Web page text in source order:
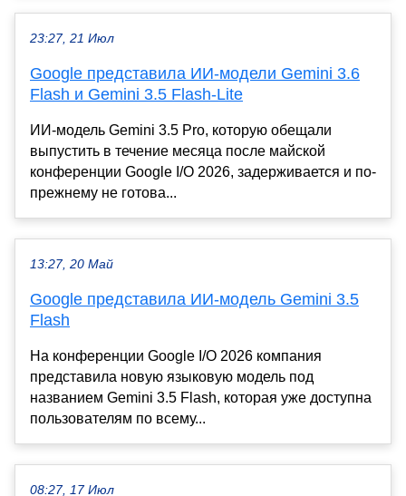
23:27, 21 Июл
Google представила ИИ-модели Gemini 3.6
Flash и Gemini 3.5 Flash-Lite
ИИ-модель Gemini 3.5 Pro, которую обещали
выпустить в течение месяца после майской
конференции Google I/O 2026, задерживается и по-
прежнему не готова...
13:27, 20 Май
Google представила ИИ-модель Gemini 3.5
Flash
На конференции Google I/O 2026 компания
представила новую языковую модель под
названием Gemini 3.5 Flash, которая уже доступна
пользователям по всему...
08:27, 17 Июл